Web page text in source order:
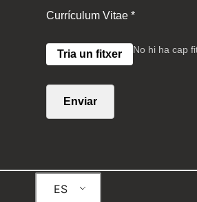
Currículum Vitae *
Tria un fitxer No hi ha cap
Enviar
ES